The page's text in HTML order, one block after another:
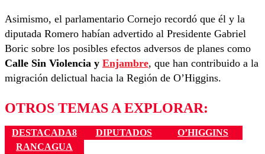
Asimismo, el parlamentario Cornejo recordó que él y la
diputada Romero habían advertido al Presidente Gabriel
Boric sobre los posibles efectos adversos de planes como
Calle Sin Violencia y Enjambre, que han contribuido a la
migración delictual hacia la Región de O’Higgins.
OTROS TEMAS A EXPLORAR:
DESTACADA8 DIPUTADOS
O’HIGGINS
RANCAGUA